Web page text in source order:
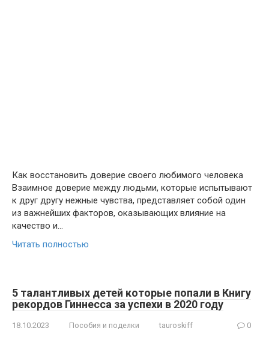
Как восстановить доверие своего любимого человека
Взаимное доверие между людьми, которые испытывают
к друг другу нежные чувства, представляет собой один
из важнейших факторов, оказывающих влияние на
качество и…
Читать полностью
5 талантливых детей которые попали в Книгу
рекордов Гиннесса за успехи в 2020 году
18.10.2023 Пособия и поделки tauroskiff 0